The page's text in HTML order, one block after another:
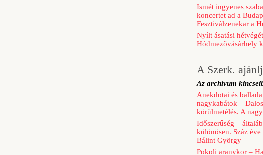
Ismét ingyenes
koncertet ad a
Fesztiválzenekar a
Nyílt ásatási
Hódmezővásárhely
A Szerk.
Az archívum
Anekdotai és balladai
nagykabátok –
körülmetélés. A
Időszerűség –
különösen. Száz éve
Bálint György
Pokoli aranykor –